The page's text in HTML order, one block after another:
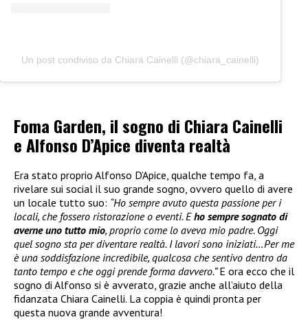
Un post condiviso da Chiara Cainelli (@chiara_cainelli)
Foma Garden, il sogno di Chiara Cainelli
e Alfonso D’Apice diventa realtà
Era stato proprio Alfonso D’Apice, qualche tempo fa, a
rivelare sui social il suo grande sogno, ovvero quello di avere
un locale tutto suo: “Ho sempre avuto questa passione per i
locali, che fossero ristorazione o eventi. Eho sempre sognato di
averne uno tutto mio, proprio come lo aveva mio padre. Oggi
quel sogno sta per diventare realtà. I lavori sono iniziati…Per me
è una soddisfazione incredibile, qualcosa che sentivo dentro da
tanto tempo e che oggi prende forma davvero.”E ora ecco che il
sogno di Alfonso si è avverato, grazie anche all’aiuto della
fidanzata Chiara Cainelli. La coppia è quindi pronta per
questa nuova grande avventura!